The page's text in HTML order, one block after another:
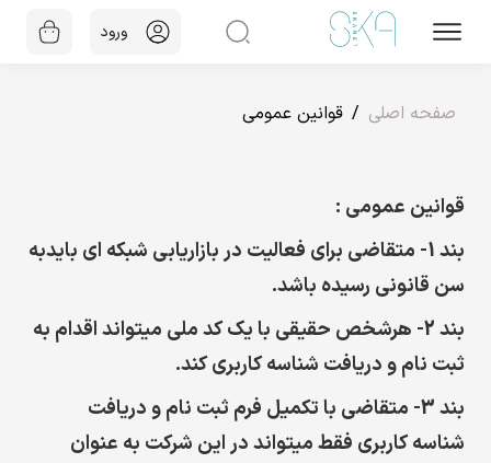
ورود
صفحه اصلی قوانین عمومی
قوانین عمومی :
بند 1-
متقاضی برای فعالیت در بازاریابی شبکه ای بایدبه
سن قانونی رسیده باشد.
بند 2-
هرشخص حقیقی با یک کد ملی میتواند اقدام به
ثبت نام و دریافت شناسه کاربری کند.
بند 3-
متقاضی با تکمیل فرم ثبت نام و دریافت
شناسه کاربری فقط میتواند در این شرکت به عنوان